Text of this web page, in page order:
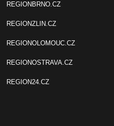
REGIONBRNO.CZ
REGIONZLIN.CZ
REGIONOLOMOUC.CZ
REGIONOSTRAVA.CZ
REGION24.CZ